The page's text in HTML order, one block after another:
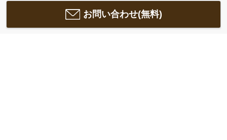
お問い合わせ(無料)